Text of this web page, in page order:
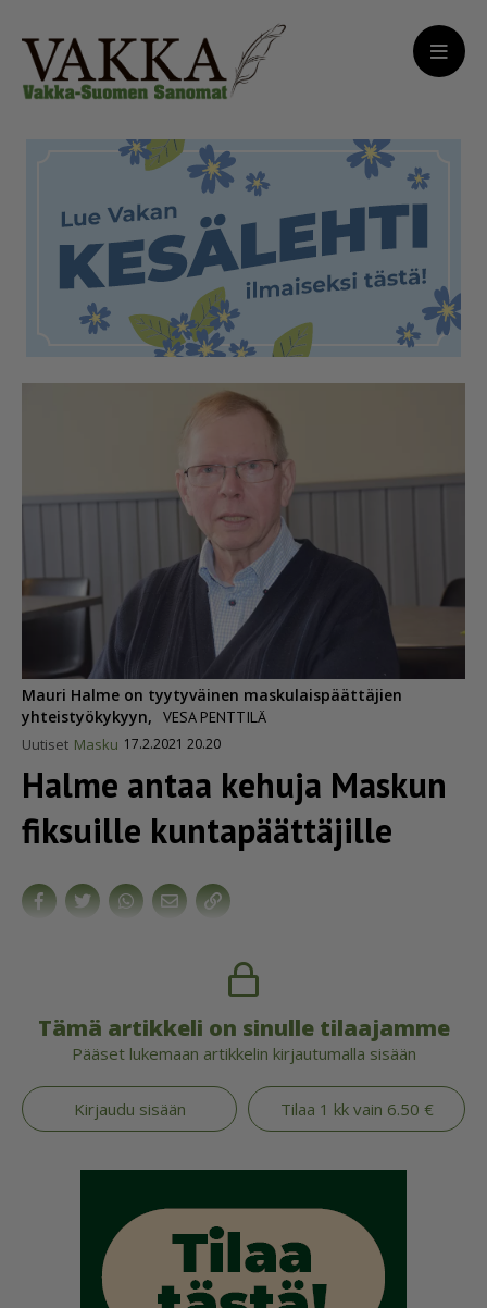
Mauri Halme on tyytyväinen maskulaispäättäjien
yhteistyökykyyn,
VESA PENTTILÄ
Uutiset Masku 17.2.2021 20.20
Halme antaa kehuja Maskun
fiksuille kunta­päät­tä­jille
Tämä artikkeli on sinulle tilaajamme
Pääset lukemaan artikkelin kirjautumalla sisään
Kirjaudu sisään Tilaa 1 kk vain 6.50 €